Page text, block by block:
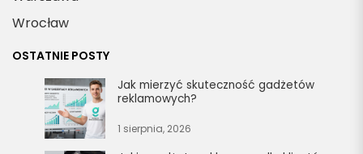
Wrocław
OSTATNIE POSTY
Jak mierzyć skuteczność gadżetów
reklamowych?
1 sierpnia, 2026